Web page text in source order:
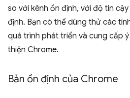
so với kênh ổn định, với độ tin
định. Bạn có thể dùng thử các
quá trình phát triển và cung cấp
thiện Chrome.
Bản ổn định của Chrome